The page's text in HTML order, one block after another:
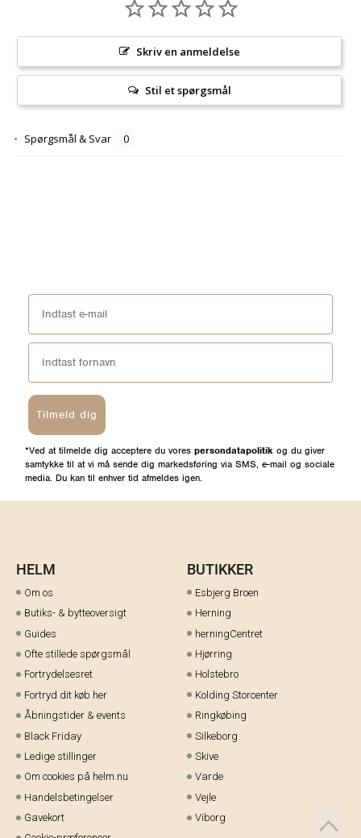
Skriv en anmeldelse
Stil et spørgsmål
Spørgsmål & Svar
Tilmeld dig
*Ved at tilmelde dig acceptere du vores persondatapolitik og du giver
samtykke til at vi må sende dig markedsføring via SMS, e-mail og sociale
media. Du kan til enhver tid afmeldes igen.
HELM
Om os
Butiks- & bytteoversigt
Guides
Ofte stillede spørgsmål
Fortrydelsesret
Fortryd dit køb her
Åbningstider & events
Black Friday
Ledige stillinger
Om cookies på helm.nu
Handelsbetingelser
Gavekort
BUTIKKER
Esbjerg Broen
Herning
herningCentret
Hjørring
Holstebro
Kolding Storcenter
Ringkøbing
Silkeborg
Skive
Varde
Vejle
Viborg